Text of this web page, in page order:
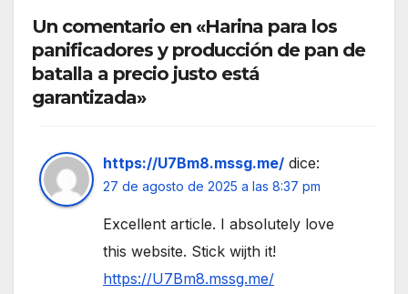
Un comentario en «Harina para los
panificadores y producción de pan de
batalla a precio justo está
garantizada»
https://U7Bm8.mssg.me/ dice:
27 de agosto de 2025 a las 8:37 pm
Excellent article. I absolutely love
this website. Stick wijth it!
https://U7Bm8.mssg.me/